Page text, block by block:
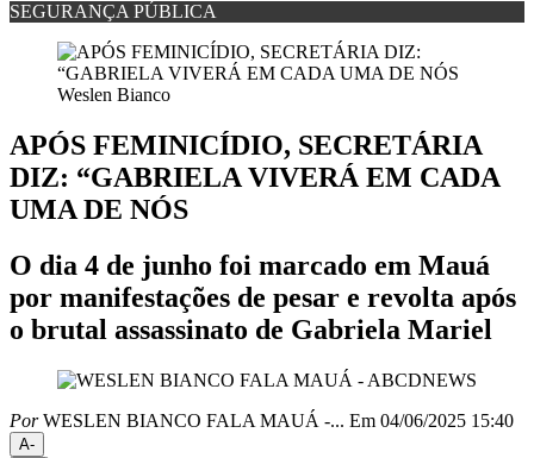
SEGURANÇA PÚBLICA
Weslen Bianco
APÓS FEMINICÍDIO, SECRETÁRIA
DIZ: “GABRIELA VIVERÁ EM CADA
UMA DE NÓS
O dia 4 de junho foi marcado em Mauá
por manifestações de pesar e revolta após
o brutal assassinato de Gabriela Mariel
PorWESLEN BIANCO FALA MAUÁ -... Em 04/06/2025 15:40
A-